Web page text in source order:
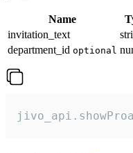
Name
invitation_text
department_id optional